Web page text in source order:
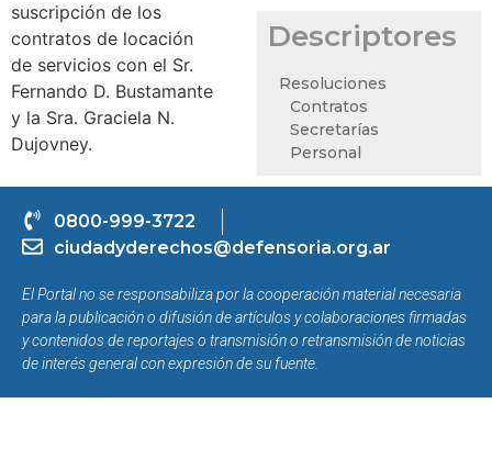
suscripción de los
contratos de locación
de servicios con el Sr.
Fernando D. Bustamante
y la Sra. Graciela N.
Dujovney.
Descriptores
Resoluciones
Contratos
Secretarías
Personal
0800-999-3722
ciudadyderechos@defensoria.org.ar
El Portal no se responsabiliza por la cooperación material necesaria
para la publicación o difusión de artículos y colaboraciones firmadas
y contenidos de reportajes o transmisión o retransmisión de noticias
de interés general con expresión de su fuente.